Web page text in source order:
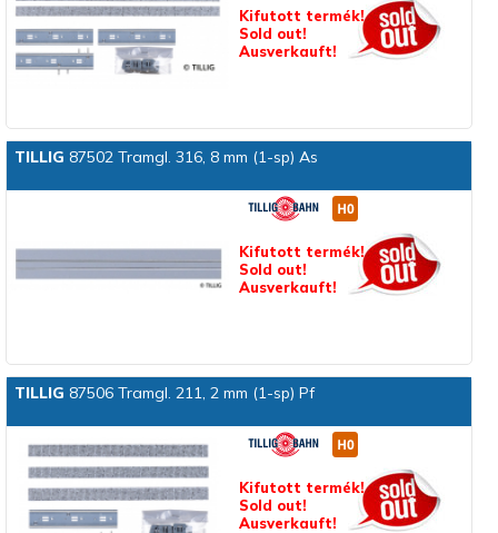
Kifutott termék!
Sold out!
Ausverkauft!
TILLIG 87502 Tramgl. 316, 8 mm (1-sp) As
Kifutott termék!
Sold out!
Ausverkauft!
TILLIG 87506 Tramgl. 211, 2 mm (1-sp) Pf
Kifutott termék!
Sold out!
Ausverkauft!